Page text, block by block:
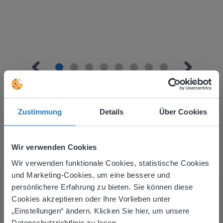
Zustimmung Details Über Cookies
Wir verwenden Cookies
Wir verwenden funktionale Cookies, statistische Cookies
und Marketing-Cookies, um eine bessere und
persönlichere Erfahrung zu bieten. Sie können diese
Cookies akzeptieren oder Ihre Vorlieben unter
„Einstellungen“ ändern. Klicken Sie hier, um unsere
Mehr entdecken
This website doesn't match
your location
Based on your location, we think you might
prefer to visit our English website. There you'll